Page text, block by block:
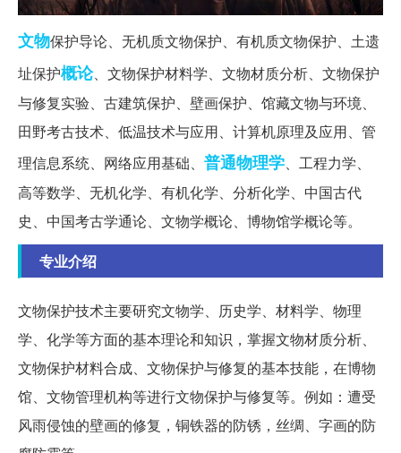
文物保护导论、无机质文物保护、有机质文物保护、土遗
址保护概论、文物保护材料学、文物材质分析、文物保护
与修复实验、古建筑保护、壁画保护、馆藏文物与环境、
田野考古技术、低温技术与应用、计算机原理及应用、管
理信息系统、网络应用基础、 普通物理学、工程力学、
高等数学、无机化学、有机化学、分析化学、中国古代
史、中国考古学通论、文物学概论、博物馆学概论等。
专业介绍
文物保护技术主要研究文物学、历史学、材料学、物理
学、化学等方面的基本理论和知识，掌握文物材质分析、
文物保护材料合成、文物保护与修复的基本技能，在博物
馆、文物管理机构等进行文物保护与修复等。例如：遭受
风雨侵蚀的壁画的修复，铜铁器的防锈，丝绸、字画的防